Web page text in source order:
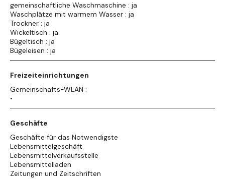
gemeinschaftliche Waschmaschine : ja
Waschplätze mit warmem Wasser : ja
Trockner : ja
Wickeltisch : ja
Bügeltisch : ja
Bügeleisen : ja
Freizeiteinrichtungen
Gemeinschafts-WLAN :
•
Geschäfte
Geschäfte für das Notwendigste
Lebensmittelgeschäft
Lebensmittelverkaufsstelle
Lebensmittelladen
Zeitungen und Zeitschriften